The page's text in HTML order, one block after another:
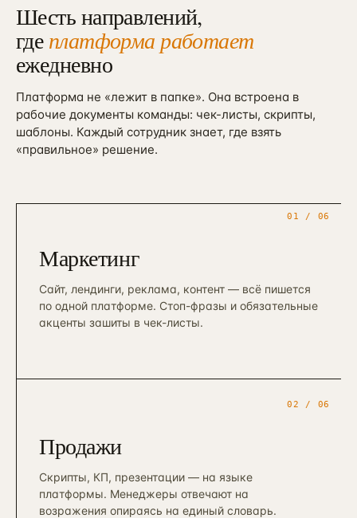
Шесть направлений,
гдеплатформа работает
ежедневно
Платформа не «лежит в папке». Она встроена в
рабочие документы команды: чек-листы, скрипты,
шаблоны. Каждый сотрудник знает, где взять
«правильное» решение.
01 / 06
Маркетинг
Сайт, лендинги, реклама, контент — всё пишется
по одной платформе. Стоп-фразы и обязательные
акценты зашиты в чек-листы.
02 / 06
Продажи
Скрипты, КП, презентации — на языке
платформы. Менеджеры отвечают на
возражения опираясь на единый словарь.